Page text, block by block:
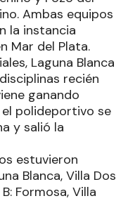
Ambas equipos
la instancia
Mar del Plata.
Laguna Blanca
recién
ganando
polideportivo se
y salió la
estuvieron
Blanca, Villa Dos
Formosa, Villa